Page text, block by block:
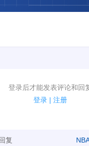
登录后才能发表评论和回
登录 | 注册
论了！
复